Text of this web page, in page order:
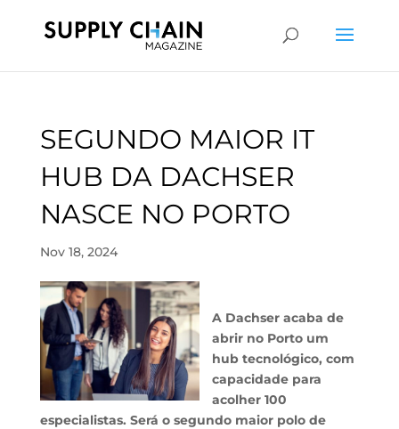
SEGUNDO MAIOR IT
HUB DA DACHSER
NASCE NO PORTO
Nov 18, 2024
A Dachser acaba de
abrir no Porto um
hub tecnológico, com
capacidade para
acolher 100
especialistas. Será o segundo maior polo de